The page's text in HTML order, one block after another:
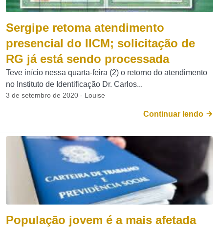
Sergipe retoma atendimento
presencial do IICM; solicitação de
RG já está sendo processada
Teve início nessa quarta-feira (2) o retorno do atendimento
no Instituto de Identificação Dr. Carlos...
3 de setembro de 2020 - Louise
Continuar lendo
População jovem é a mais afetada